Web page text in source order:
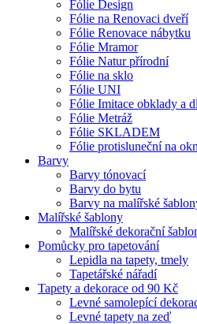
Fólie Design
Fólie na Renovaci dveří
Fólie Renovace nábytku
Fólie Mramor
Fólie Natur přírodní
Fólie na sklo
Fólie UNI
Fólie Imitace obklady a
Fólie Metráž
Fólie SKLADEM
Fólie protisluneční na
Barvy
Barvy tónovací
Barvy do bytu
Barvy na malířské
Malířské šablony
Malířské dekorační
Pomůcky pro tapetování
Lepidla na tapety, tmely
Tapetářské nářadí
Tapety a dekorace od 90 Kč
Levné samolepící
Levné tapety na zeď